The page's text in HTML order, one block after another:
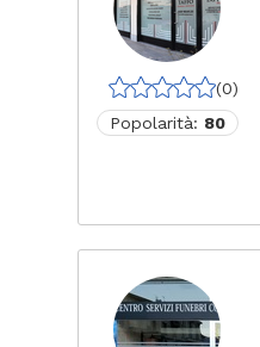
(0)
Popolarità: 80